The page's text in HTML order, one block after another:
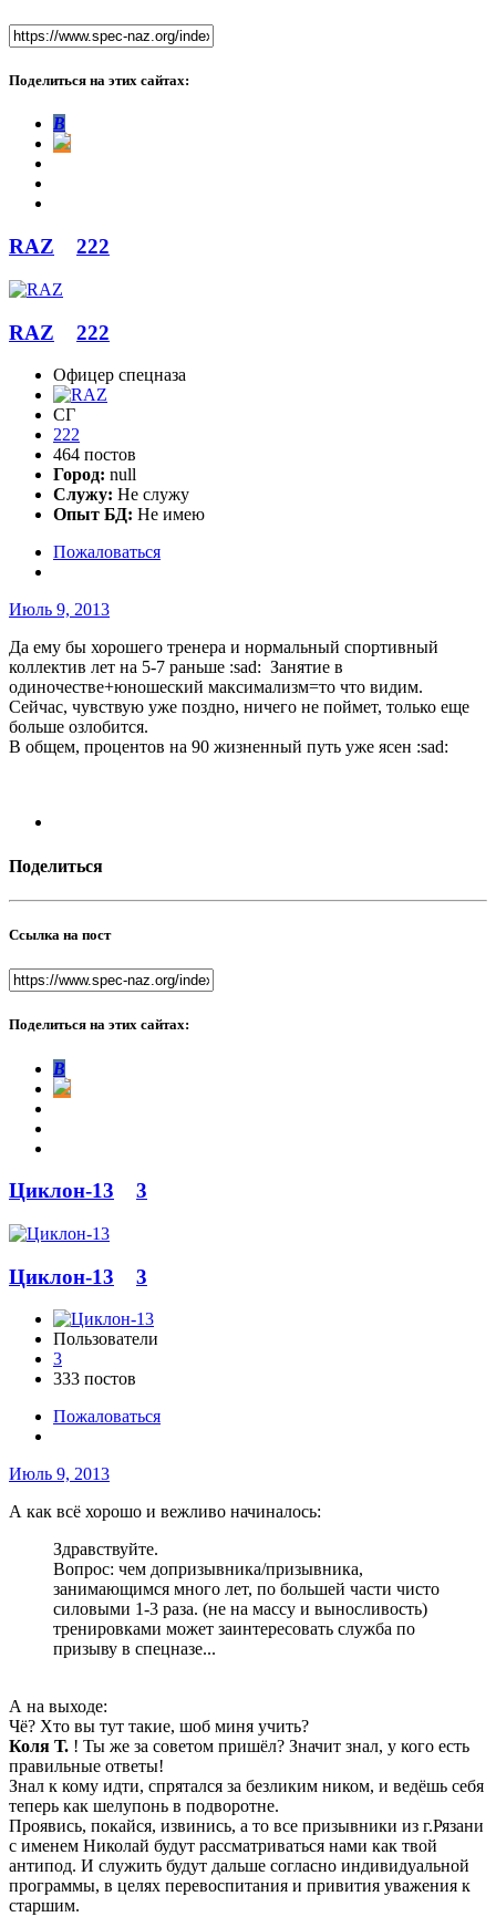
Поделиться на этих сайтах:
В
RAZ 222
RAZ 222
Офицер спецназа
СГ
222
464 постов
Город: null
Служу: Не служу
Опыт БД: Не имею
Пожаловаться
Июль 9, 2013
Да ему бы хорошего тренера и нормальный спортивный
коллектив лет на 5-7 раньше :sad: Занятие в
одиночестве+юношеский максимализм=то что видим.
Сейчас, чувствую уже поздно, ничего не поймет, только еще
больше озлобится.
В общем, процентов на 90 жизненный путь уже ясен :sad:
Поделиться
Ссылка на пост
Поделиться на этих сайтах:
В
Циклон-13 3
Циклон-13 3
Пользователи
3
333 постов
Пожаловаться
Июль 9, 2013
А как всё хорошо и вежливо начиналось:
Здравствуйте.
Вопрос: чем допризывника/призывника,
занимающимся много лет, по большей части чисто
силовыми 1-3 раза. (не на массу и выносливость)
тренировками может заинтересовать служба по
призыву в спецназе...
А на выходе:
Чё? Хто вы тут такие, шоб миня учить?
Коля Т. ! Ты же за советом пришёл? Значит знал, у кого есть
правильные ответы!
Знал к кому идти, спрятался за безликим ником, и ведёшь себя
теперь как шелупонь в подворотне.
Проявись, покайся, извинись, а то все призывники из г.Рязани
с именем Николай будут рассматриваться нами как твой
антипод. И служить будут дальше согласно индивидуальной
программы, в целях перевоспитания и привития уважения к
старшим.